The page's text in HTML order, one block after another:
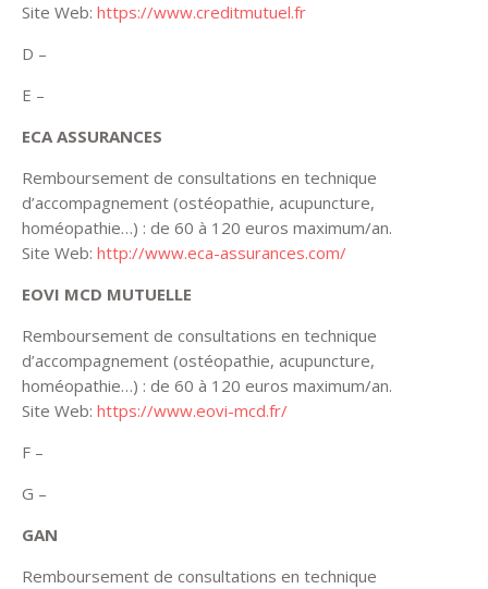
Site Web: https://www.creditmutuel.fr
D –
E –
ECA ASSURANCES
Remboursement de consultations en technique
d’accompagnement (ostéopathie, acupuncture,
homéopathie…) : de 60 à 120 euros maximum/an.
Site Web: http://www.eca-assurances.com/
EOVI MCD MUTUELLE
Remboursement de consultations en technique
d’accompagnement (ostéopathie, acupuncture,
homéopathie…) : de 60 à 120 euros maximum/an.
Site Web: https://www.eovi-mcd.fr/
F –
G –
GAN
Remboursement de consultations en technique